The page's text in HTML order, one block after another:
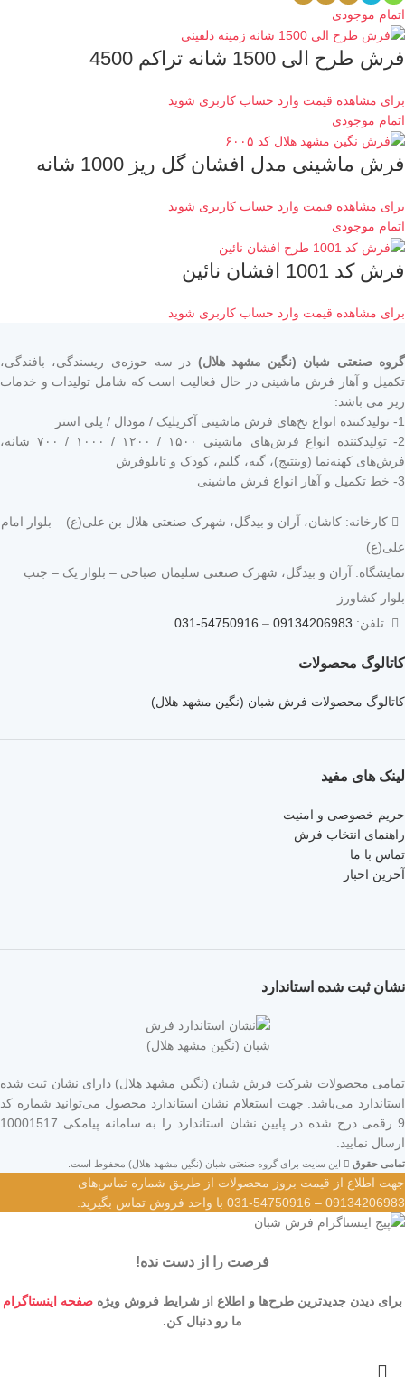
اتمام موجودی
فرش طرح الی 1500 شانه تراکم 4500
برای مشاهده قیمت وارد حساب کاربری شوید
اتمام موجودی
فرش ماشینی مدل افشان گل ریز 1000 شانه
برای مشاهده قیمت وارد حساب کاربری شوید
اتمام موجودی
فرش کد 1001 افشان نائین
برای مشاهده قیمت وارد حساب کاربری شوید
گروه صنعتی شبان (نگین مشهد هلال) در سه حوزه‌ی ریسندگی، بافندگی،
تکمیل و آهار فرش ماشینی در حال فعالیت است که شامل تولیدات و خدمات
زیر می باشد:
1- تولیدکننده انواع نخ‌های فرش ماشینی آکریلیک / مودال / پلی استر
2- تولیدکننده انواع فرش‌های ماشینی ۱۵۰۰ / ۱۲۰۰ / ۱۰۰۰ / ۷۰۰ شانه،
فرش‌های کهنه‌نما (وینتیج)، گبه، گلیم، کودک و تابلوفرش
3- خط تکمیل و آهار انواع فرش ماشینی
کارخانه: کاشان، آران و بیدگل، شهرک صنعتی هلال بن علی(ع) – بلوار امام
علی(ع)
نمایشگاه: آران و بیدگل، شهرک صنعتی سلیمان صباحی – بلوار یک – جنب
بلوار کشاورز
تلفن: 09134206983
–
54750916-031
کاتالوگ محصولات
کاتالوگ محصولات فرش شبان (نگین مشهد هلال)
لینک های مفید
حریم خصوصی و امنیت
راهنمای انتخاب فرش
تماس با ما
آخرین اخبار
نشان ثبت شده استاندارد
تمامی محصولات شرکت فرش شبان (نگین مشهد هلال) دارای نشان ثبت شده
استاندارد می‌باشد. جهت استعلام نشان استاندارد محصول می‌توانید شماره کد
9 رقمی درج شده در پایین نشان استاندارد را به سامانه پیامکی 10001517
ارسال نمایید.
تمامی حقوق این سایت برای گروه صنعتی شبان (نگین مشهد هلال) محفوظ است.
جهت اطلاع از قیمت بروز محصولات از طریق شماره تماس‌‌های
09134206983 – 54750916-031 با واحد فروش تماس بگیرید.
فرصت را از دست نده!
برای دیدن جدیدترین طرح‌ها و اطلاع از شرایط فروش ویژه صفحه اینستاگرام
ما رو دنبال کن.